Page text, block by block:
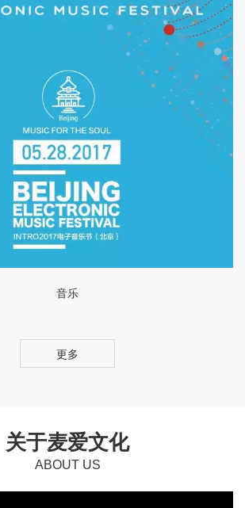
音乐
更多
关于麦爱文化
ABOUT US